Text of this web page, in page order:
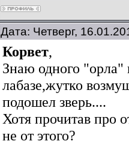
Дата: Четверг,
Корвет,
Знаю одного "орла"
лабазе,жутко
подошел зверь....
Хотя прочитав про
не от этого?